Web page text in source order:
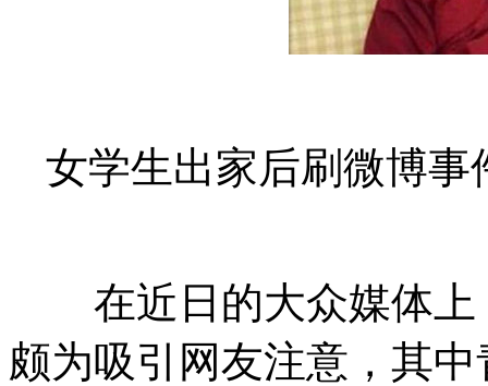
女学生出家后刷微博
在近日的大众媒体上
颇为吸引网友注意，其